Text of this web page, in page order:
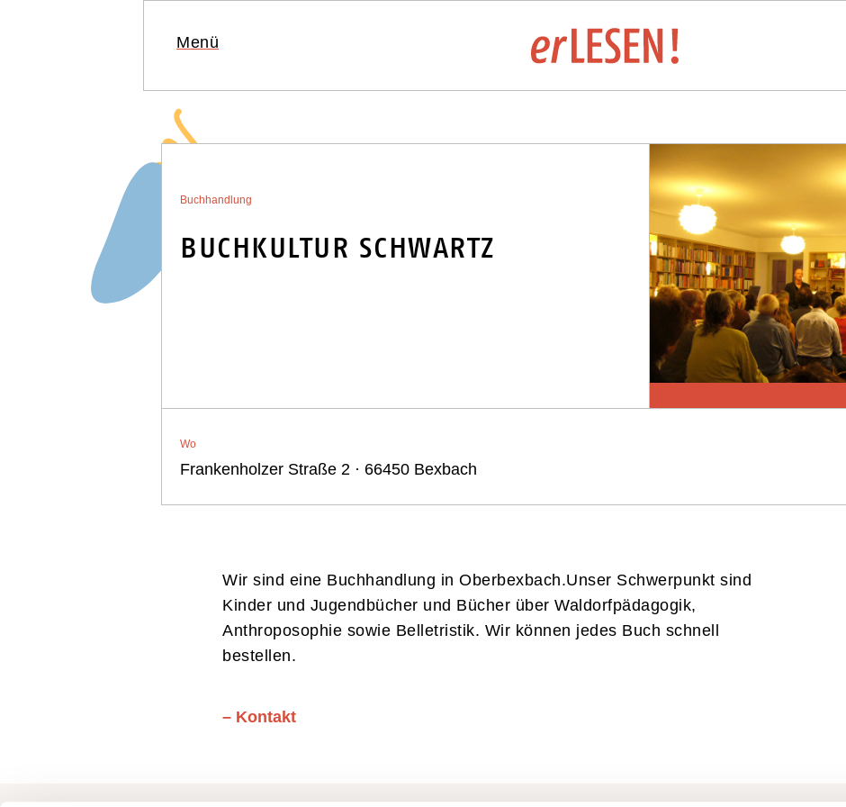
Menü
VERANSTALTUNGSÜBERSICHT
BUCHHANDLUNGEN UND VERLAGE IM
ÜBER UNS / BILDERGALERIE
Buchhandlung
BUCHKULTUR SCHWARTZ
Wo
Frankenholzer Straße 2 · 66450 Bexbach
Wir sind eine Buchhandlung in Oberbexbach.Unser Schwerpunkt sind
Kinder und Jugendbücher und Bücher über Waldorfpädagogik,
Anthroposophie sowie Belletristik. Wir können jedes Buch schnell
bestellen.
– Kontakt